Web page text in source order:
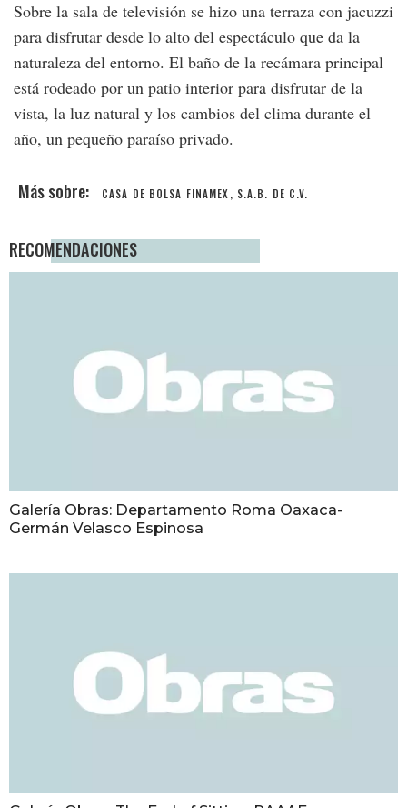
Sobre la sala de televisión se hizo una terraza con jacuzzi
para disfrutar desde lo alto del espectáculo que da la
naturaleza del entorno. El baño de la recámara principal
está rodeado por un patio interior para disfrutar de la
vista, la luz natural y los cambios del clima durante el
año, un pequeño paraíso privado.
CASA DE BOLSA FINAMEX, S.A.B. DE C.V.
RECOMENDACIONES
Galería Obras: Departamento Roma Oaxaca-
Germán Velasco Espinosa